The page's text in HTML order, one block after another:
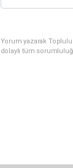
Yorum yazarak
dolaylı tüm